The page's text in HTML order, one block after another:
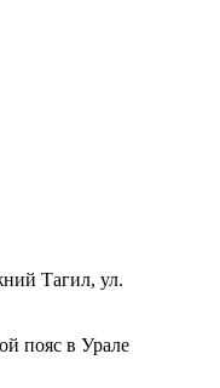
Тагил, ул.
пояс в Урале